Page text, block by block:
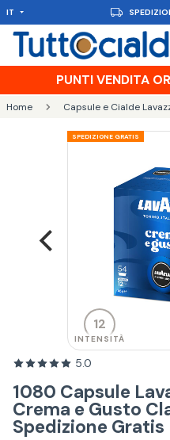
IT
PUNTI VENDITA
Home Capsule e Cialde
SPEDIZIONE GRATIS
12
INTENSITÀ
5.0
1080 Capsule
Crema e Gusto
Spedizione Gratis